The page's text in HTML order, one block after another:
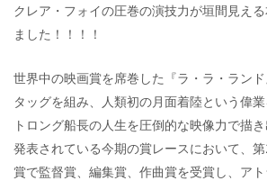
クレア・フォイの圧巻の演技力が垣間見え
ました！！！！
世界中の映画賞を席巻した『ラ・ラ・ラン
タッグを組み、人類初の月面着陸という偉
トロング船長の人生を圧倒的な映像力で描
発表されている今期の賞レースにおいて、
賞で監督賞、編集賞、作曲賞を受賞し、ア